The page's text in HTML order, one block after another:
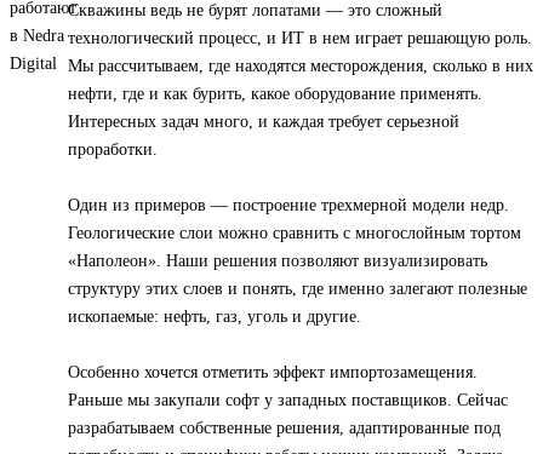
Скважины ведь не бурят лопатами — это сложный
технологический процесс, и ИТ в нем играет решающую роль.
Мы рассчитываем, где находятся месторождения, сколько в них
нефти, где и как бурить, какое оборудование применять.
Интересных задач много, и каждая требует серьезной
проработки.
Один из примеров — построение трехмерной модели недр.
Геологические слои можно сравнить с многослойным тортом
«Наполеон». Наши решения позволяют визуализировать
структуру этих слоев и понять, где именно залегают полезные
ископаемые: нефть, газ, уголь и другие.
Особенно хочется отметить эффект импортозамещения.
Раньше мы закупали софт у западных поставщиков. Сейчас
разрабатываем собственные решения, адаптированные под